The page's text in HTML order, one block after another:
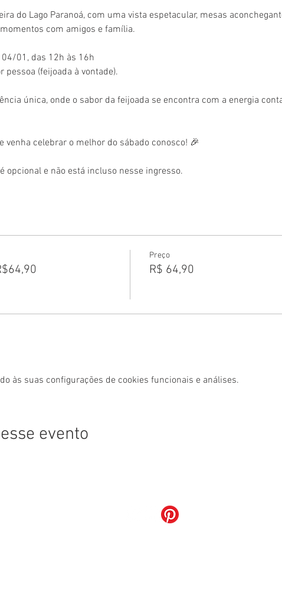
do Lago Paranoá, com uma vista espetacular, mesas
com amigos e família.
01, das 12h às 16h
pessoa (feijoada à vontade).
única, onde o sabor da feijoada se encontra com a energia
venha celebrar o melhor do sábado conosco! 🎉
opcional e não está incluso nesse ingresso.
Preço
R$ 64,90
às suas configurações de cookies funcionais e análises.
evento